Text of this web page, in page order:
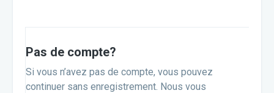
Pas de compte?
Si vous n’avez pas de compte, vous pouvez
continuer sans enregistrement. Nous vous